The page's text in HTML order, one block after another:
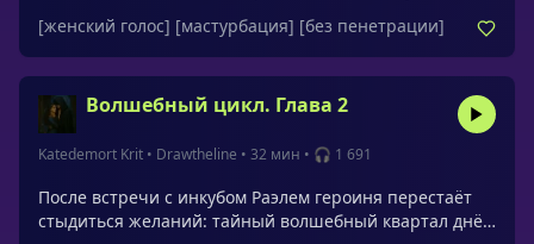
перепиской и взаимным флиртом.
[женский голос] [мастурбация] [без пенетрации]
Волшебный цикл. Глава 2
Katedemort Krit • Drawtheline • 32 мин • 🎧 1 691
После встречи с инкубом Раэлем героиня перестаёт
стыдиться желаний: тайный волшебный квартал днём